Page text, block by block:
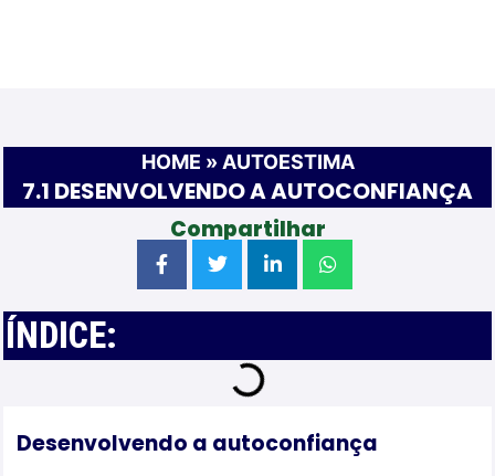
HOME » AUTOESTIMA
7.1 DESENVOLVENDO A AUTOCONFIANÇA
Compartilhar
ÍNDICE:
Desenvolvendo a autoconfiança